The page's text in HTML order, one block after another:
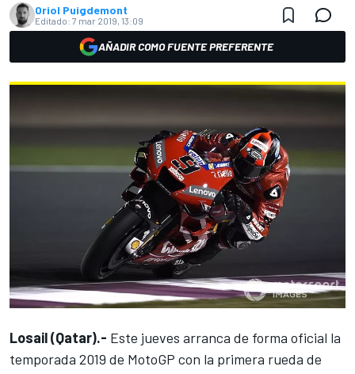
Oriol Puigdemont
Editado: 7 mar 2019, 13:09
AÑADIR COMO FUENTE PREFERENTE
Losail (Qatar).- Este jueves arranca de forma oficial la
temporada 2019 de MotoGP con la primera rueda de